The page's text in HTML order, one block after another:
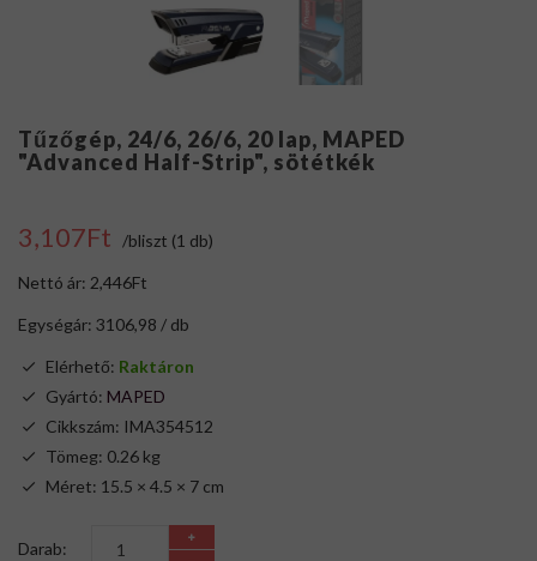
Tűzőgép, 24/6, 26/6, 20 lap, MAPED
"Advanced Half-Strip", sötétkék
3,107Ft /bliszt (1 db)
Nettó ár: 2,446Ft
Egységár: 3106,98 / db
Elérhető: Raktáron
Gyártó: MAPED
Cikkszám: IMA354512
Tömeg: 0.26 kg
Méret: 15.5 × 4.5 × 7 cm
Darab: